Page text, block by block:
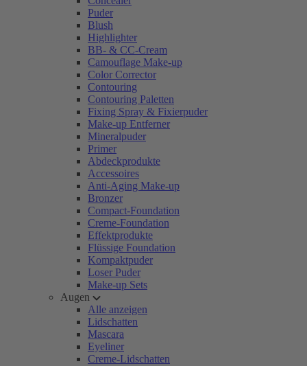
Puder
Blush
Highlighter
BB- & CC-Cream
Camouflage Make-up
Color Corrector
Contouring
Contouring Paletten
Fixing Spray & Fixierpuder
Make-up Entferner
Mineralpuder
Primer
Abdeckprodukte
Accessoires
Anti-Aging Make-up
Bronzer
Compact-Foundation
Creme-Foundation
Effektprodukte
Flüssige Foundation
Kompaktpuder
Loser Puder
Make-up Sets
Augen
Alle anzeigen
Lidschatten
Mascara
Eyeliner
Creme-Lidschatten